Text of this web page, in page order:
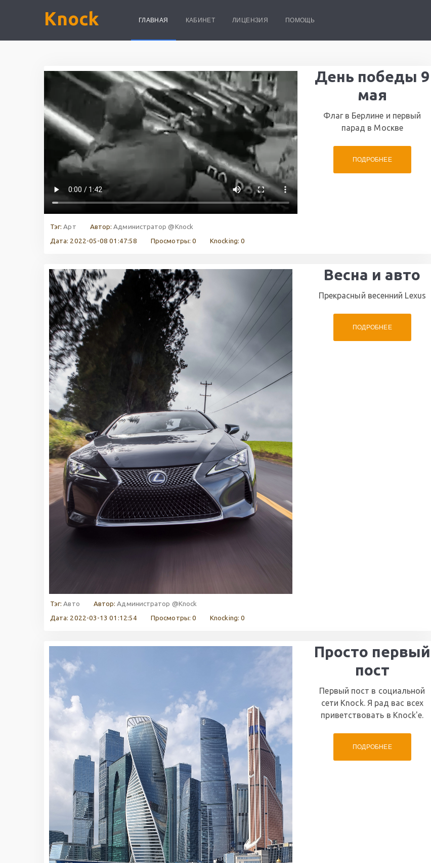
Knock ГЛАВНАЯ КАБИНЕТ ЛИЦЕНЗИЯ ПОМОЩЬ
Тэг:Арт Автор:Администратор @Knock
Дата: 2022-05-08 01:47:58
Просмотры: 0 Knocking: 0
День победы 9
мая
Флаг в Берлине и первый
парад в Москве
ПОДРОБНЕЕ
Тэг:Авто Автор:Администратор @Knock
Дата: 2022-03-13 01:12:54
Просмотры: 0 Knocking: 0
Весна и авто
Прекрасный весенний Lexus
ПОДРОБНЕЕ
Просто первый
пост
Первый пост в социальной
сети Knock. Я рад вас всех
приветствовать в Knock'е.
ПОДРОБНЕЕ